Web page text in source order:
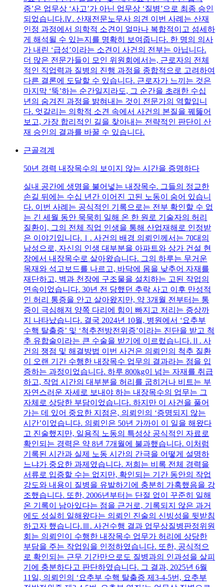
증’은 업무상 ‘사고’가 아닌 업무상 ‘질병’으로 최종 승인
되었습니다.Ⅳ. 산재전문노무사 의견 이번 사례는 산재
인정 과정에서 의학적 소견이 얼마나 복합적이고 섬세하
게 해석될 수 있는지를 명확히 보여줍니다. 한 명의 의사
가 내린 ‘급성’이라는 소견이 사건의 전부는 아닙니다.
더 많은 전문가들이 모인 위원회에서는, 근로자의 전체
적인 직업력과 질병의 진행 과정을 종합적으로 고려하여
다른 결론에 도달할 수 있습니다. 근로자가 느끼는 것은
마지막 ‘뚝’하는 순간일지라도, 그 순간을 초래한 수십
년의 숨겨진 과정을 밝혀내는 것이 전문가의 역할입니
다. 엇갈리는 의학적 소견 속에서 사건의 본질을 꿰뚫어
보고, 가장 합리적인 길을 찾아내는 전략적인 판단이 산
재 승인의 결과를 바꿀 수 있습니다.
근골격계
50년 경력 내장목수의 보이지 않는 시간을 증명하다
실내 공간에 생명을 불어넣는 내장목수. 그들의 정교한
손길 뒤에는 수십 년간 이어진 고된 노동이 숨어 있습니
다. 이번 사례는 공식적인 기록으로는 전부 확인할 수 없
는 긴 세월 동안 묵묵히 일해 온 한 원로 기술자의 허리
질환이, 그의 전체 직업 인생을 통해 산업재해로 인정받
은 이야기입니다.Ⅰ. 사건의 배경 의뢰인께서는 70대의
남성으로, 자신의 인생 대부분을 아파트와 상가 건설 현
장에서 내장목수로 살아왔습니다. 그의 하루는 무거운
목재와 석고보드를 나르고, 바닥에 몸을 낮추어 자재를
재단하고, 벽과 천장에 구조물을 설치하는 고된 작업의
연속이었습니다. 30년 전 당했던 추락 사고 이후 만성적
인 허리 통증을 안고 살아왔지만, 약 3개월 전부터는 통
증이 극심해져 양쪽 다리에 힘이 빠지고 저리는 증상까
지 나타났습니다. 결국 2024년 10월, 병원에서 ‘요추부
수핵 탈출증’ 및 ‘척추전방전위증’이라는 진단을 받고 척
추 유합술이라는 큰 수술을 받기에 이르렀습니다.Ⅱ. 사
건의 쟁점 및 해결방법 이번 사건은 의뢰인의 척추 질환
이 오랜 기간 수행한 내장목수 업무의 결과라는 점을 입
증하는 과정이었습니다. 하루 800kg이 넘는 자재를 취급
하고, 작업 시간의 대부분을 허리를 굽히거나 비트는 부
자연스러운 자세로 보내야 하는 내장목수의 업무는 그
자체로 상당한 부담이었습니다. 하지만 이 사건을 풀어
가는 데 있어 중요한 지점은, 의뢰인의 ‘증명되지 않는
시간’이었습니다. 의뢰인은 50년 가까이 이 일을 해왔다
고 진술했지만, 일용직 노동의 특성상 공식적인 자료로
확인되는 경력은 약 8년 7개월에 불과했습니다. 이처럼
기록된 시간과 실제 노동 시간의 간극을 어떻게 설명하
느냐가 중요한 과제였습니다. 저희는 비록 전체 경력을
서류로 입증할 수는 없지만, 확인되는 기간 동안의 작업
강도와 내용이 질병을 유발하기에 충분히 가혹했음을 강
조했습니다. 또한, 2006년부터는 단절 없이 꾸준히 일해
온 기록이 남아있다는 점을 근거로, 기록되지 않은 과거
에도 성실히 일해왔다는 의뢰인 진술의 신빙성을 뒷받침
하고자 했습니다.Ⅲ. 사건수행 결과 업무상질병판정위원
회는 의뢰인이 수행한 내장목수 업무가 허리에 상당한
부담을 주는 작업임을 인정하였습니다. 또한, 공식적으
로 확인되는 근무 기간만으로도 질병과의 인과성을 살피
기에 충분하다고 판단하였습니다. 그 결과, 2025년 6월
11일, 의뢰인의 ‘요추부 수핵 탈출증 제3-4-5번, 요추부